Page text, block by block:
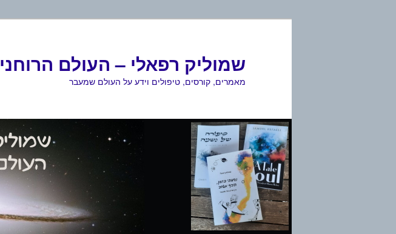
שמוליק רפאלי – העולם הרוחני
מאמרים, קורסים, טיפולים וידע על העולם שמעבר